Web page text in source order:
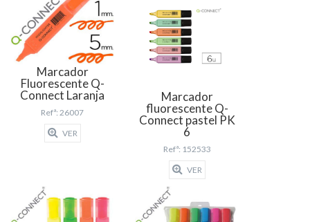
Marcador
Fluorescente Q-
Connect Laranja
Refª: 26007
VER
Marcador
fluorescente Q-
Connect pastel PK
6
Refª: 152533
VER